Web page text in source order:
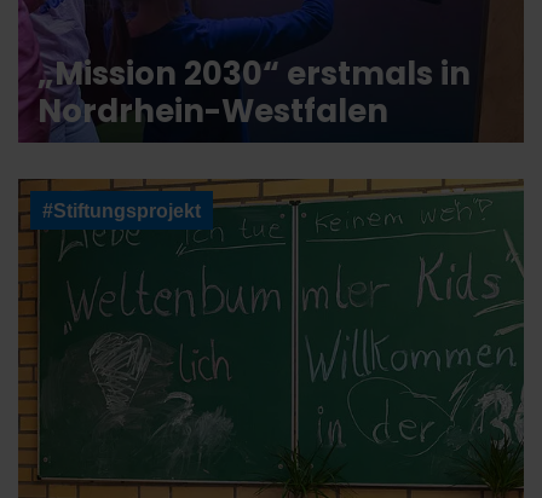
„Mission 2030“ erstmals in
Nordrhein-Westfalen
#Stiftungsprojekt